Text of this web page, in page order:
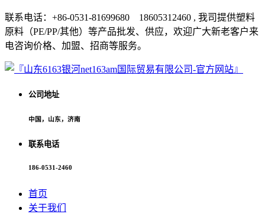
联系电话：+86-0531-81699680 18605312460 , 我司提供塑料
原料（PE/PP/其他）等产品批发、供应，欢迎广大新老客户来
电咨询价格、加盟、招商等服务。
公司地址
中国，山东，济南
联系电话
186-0531-2460
首页
关于我们